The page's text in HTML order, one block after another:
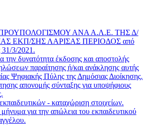
ΑΝΑ Α.Λ.Ε. ΤΗΣ Δ/
ΕΚΠ/ΣΗΣ ΛΑΡΙΣΑΣ ΠΕΡΙΟΔΟΣ από
3/2021.
την δυνατότητα έκδοσης και αποστολής
παραίτησης ή/και ανάκλησης αυτής
Ψηφιακής Πύλης της Δημόσιας Διοίκησης.
απονομής σύνταξης για υποψήφιους
- καταχώριση στοιχείων.
για την απώλεια του εκπαιδευτικού